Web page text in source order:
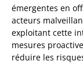
émergentes en
acteurs
exploitant cette
mesures
réduire les